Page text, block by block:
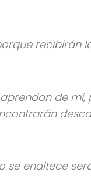
recibirán
de mí,
se enaltece